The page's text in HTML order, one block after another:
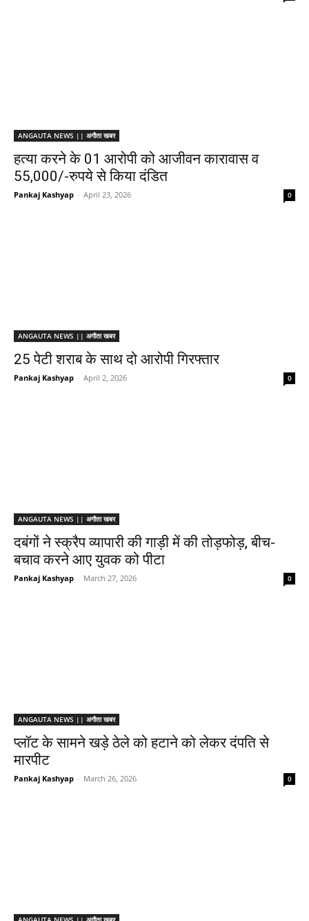
ANGAUTA NEWS || अगौता खबर
हत्या करने के 01 आरोपी को आजीवन कारावास व
55,000/-रुपये से किया दंडित
Pankaj Kashyap - April 23, 2026 0
ANGAUTA NEWS || अगौता खबर
25 पेटी शराब के साथ दो आरोपी गिरफ्तार
Pankaj Kashyap - April 2, 2026 0
ANGAUTA NEWS || अगौता खबर
दबंगों ने स्क्रैप व्यापारी की गाड़ी में की तोड़फोड़, बीच-
बचाव करने आए युवक को पीटा
Pankaj Kashyap - March 27, 2026 0
ANGAUTA NEWS || अगौता खबर
प्लॉट के सामने खड़े ठेले को हटाने को लेकर दंपति से
मारपीट
Pankaj Kashyap - March 26, 2026 0